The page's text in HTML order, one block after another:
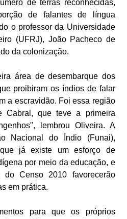
de terras reconhecidas,
de falantes de língua
o professor da Universidade
(UFRJ), João Pacheco de
da colonização.
área de desembarque dos
proibiram os índios de falar
a escravidão. Foi essa região
Cabral, que teve a primeira
lembrou Oliveira. A
Nacional do Índio (Funai),
já existe um esforço de
por meio da educação, e
Censo 2010 favorecerão
em prática.
para que os próprios